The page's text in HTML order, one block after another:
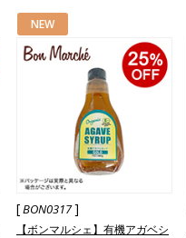
NEW
[BON0317]
【ボンマルシェ】有機アガベシ